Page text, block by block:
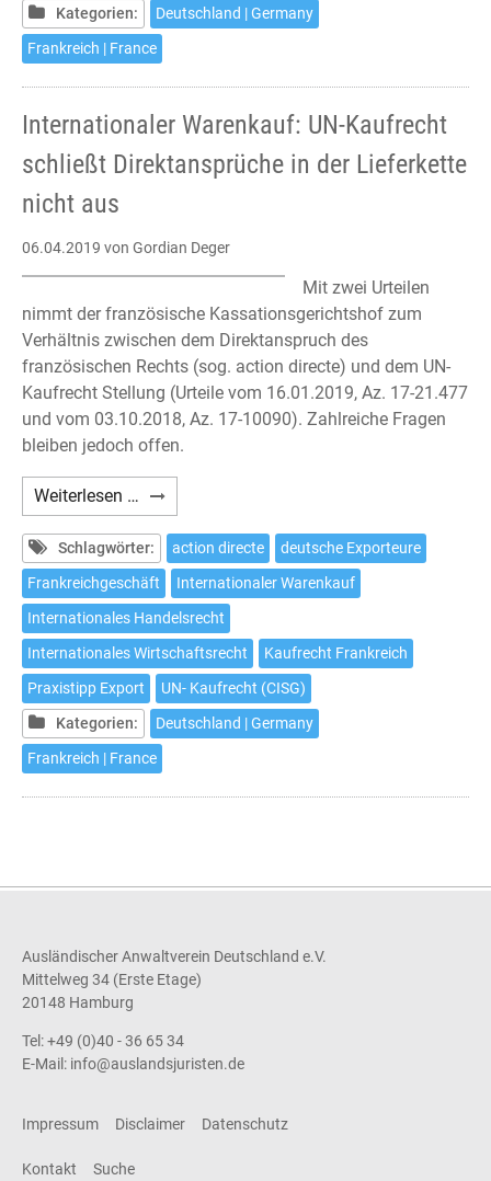
Probezeit
Kategorien:
Deutschland | Germany
Frankreich | France
Internationaler Warenkauf: UN-Kaufrecht
schließt Direktansprüche in der Lieferkette
nicht aus
06.04.2019 von Gordian Deger
Mit zwei Urteilen
nimmt der französische Kassationsgerichtshof zum
Verhältnis zwischen dem Direktanspruch des
französischen Rechts (sog. action directe) und dem UN-
Kaufrecht Stellung (Urteile vom 16.01.2019, Az. 17-21.477
und vom 03.10.2018, Az. 17-10090). Zahlreiche Fragen
bleiben jedoch offen.
Weiterlesen … Internationaler
Warenkauf:
UN-
Kaufrecht
schließt
Direktansprüche
in
der
Lieferkette
nicht
aus
Schlagwörter: action directe
deutsche Exporteure
Frankreichgeschäft
Internationaler Warenkauf
Internationales Handelsrecht
Internationales Wirtschaftsrecht
Kaufrecht Frankreich
Praxistipp Export
UN- Kaufrecht (CISG)
Kategorien:
Deutschland | Germany
Frankreich | France
Ausländischer Anwaltverein Deutschland e.V.
Mittelweg 34 (Erste Etage)
20148 Hamburg
Tel: +49 (0)40 - 36 65 34
E-Mail: info@auslandsjuristen.de
Impressum Disclaimer Datenschutz
Kontakt Suche